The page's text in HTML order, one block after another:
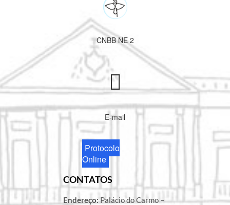
CNBB NE 2
E-mail
Protocolo
Online
CONTATOS
Endereço:Palácio do Carmo –